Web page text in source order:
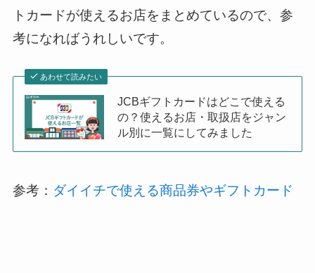
トカードが使えるお店をまとめているので、参
考になればうれしいです。
あわせて読みたい
JCBギフトカードはどこで使える
の？使えるお店・取扱店をジャン
ル別に一覧にしてみました
参考： ダイイチで使える商品券やギフトカード